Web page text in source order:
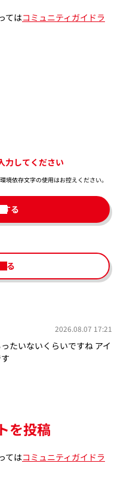
てはコミュニティガイドラ
力してください
依存文字の使用はお控えください。​
る
る
2026.08.07 17:21
たいないくらいですね アイ
を投稿
てはコミュニティガイドラ